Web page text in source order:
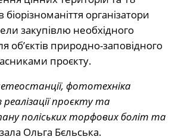
біорізноманіття організатори
закупівлю необхідного
об’єктів природно-заповідного
проєкту.
фототехніка
проєкту та
поліських торфових боліт та
Ольга Бєльська.